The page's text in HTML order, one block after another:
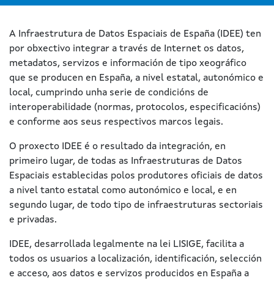
A Infraestrutura de Datos Espaciais de España (IDEE) ten
por obxectivo integrar a través de Internet os datos,
metadatos, servizos e información de tipo xeográfico
que se producen en España, a nivel estatal, autonómico e
local, cumprindo unha serie de condicións de
interoperabilidade (normas, protocolos, especificacións)
e conforme aos seus respectivos marcos legais.
O proxecto IDEE é o resultado da integración, en
primeiro lugar, de todas as Infraestruturas de Datos
Espaciais establecidas polos produtores oficiais de datos
a nivel tanto estatal como autonómico e local, e en
segundo lugar, de todo tipo de infraestruturas sectoriais
e privadas.
IDEE, desarrollada legalmente na lei LISIGE, facilita a
todos os usuarios a localización, identificación, selección
e acceso, aos datos e servizos producidos en España a